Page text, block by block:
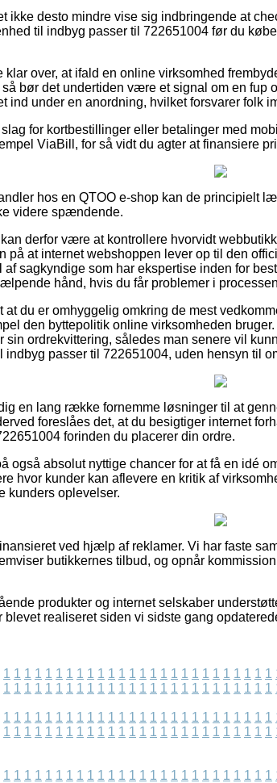
ikke desto mindre vise sig indbringende at
til indbyg passer til 722651004 før du
over, at ifald en online virksomhed
så bør det undertiden være et signal om en fup
ind under en anordning, hvilket forsvarer folk
for kortbestillinger eller betalinger med
ViaBill, for så vidt du agter at finansiere
hos en QTOO e-shop kan de principielt
videre spændende.
derfor være at kontrollere hvorvidt
på at internet webshoppen lever op til den
af sagkyndige som har ekspertise inden for
hånd, hvis du får problemer i
at du er omhyggelig omkring de mest
den byttepolitik online virksomheden
ordrekvittering, således man senere vil
indbyg passer til 722651004, uden hensyn til
en lang række fornemme løsninger til at
foreslåes det, at du besigtiger internet
forinden du placerer din ordre.
også absolut nyttige chancer for at få en idé
hvor kunder kan aflevere en kritik af
kunders oplevelser.
ved hjælp af reklamer. Vi har faste
butikkernes tilbud, og opnår
produkter og internet selskaber
blevet realiseret siden vi sidste gang
1 1 1 1 1 1 1 1 1 1 1 1 1 1 1 1 1 1 1 1 1 1 1 1 1 1
1 1 1 1 1 1 1 1 1 1 1 1 1 1 1 1 1 1 1 1 1 1 1 1 1 1
1 1 1 1 1 1 1 1 1 1 1 1 1 1 1 1 1 1 1 1 1 1 1 1 1 1
1 1 1 1 1 1 1 1 1 1 1 1 1 1 1 1 1 1 1 1 1 1 1 1 1 1
1 1 1 1 1 1 1 1 1 1 1 1 1 1 1 1 1 1 1 1 1 1 1 1 1 1